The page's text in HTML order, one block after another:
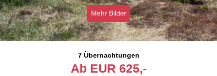
Mehr Bilder
7 Übernachtungen
Ab EUR 625,-